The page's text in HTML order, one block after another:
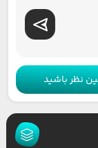
نظر باشید